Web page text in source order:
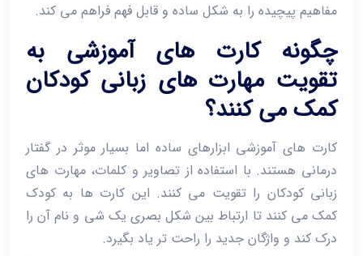
مفاهیم پیچیده را به شکل ساده و قابل فهم فراهم می ‌کند.
چگونه کارت ‌های آموزشی به
تقویت مهارت ‌های زبانی کودکان
کمک می ‌کنند؟
کارت‌ های آموزشی ابزارهای ساده اما بسیار موثر در گفتار
درمانی هستند. با استفاده از تصاویر و کلمات، مهارت‌ های
زبانی کودکان را تقویت می ‌کنند. این کارت‌ ها به کودک
کمک می‌ کنند تا ارتباط بین شکل بصری یک شی و نام آن را
درک کند و واژگان جدید را راحت‌ تر یاد بگیرد.